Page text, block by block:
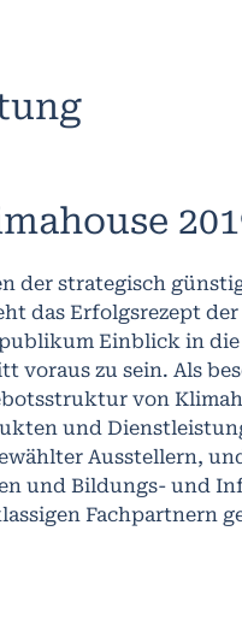
der strategisch
das Erfolgsrezept
Einblick in
voraus zu sein. Als
von
und
Ausstellern,
und Bildungs- und
Fachpartnern